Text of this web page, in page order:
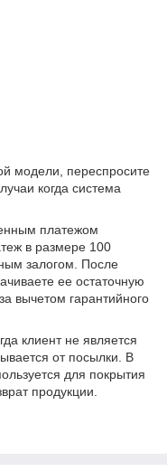
модели, переспросите
когда система
платежом
в размере 100
залогом. После
ее остаточную
вычетом гарантийного
клиент не является
от посылки. В
для покрытия
продукции.